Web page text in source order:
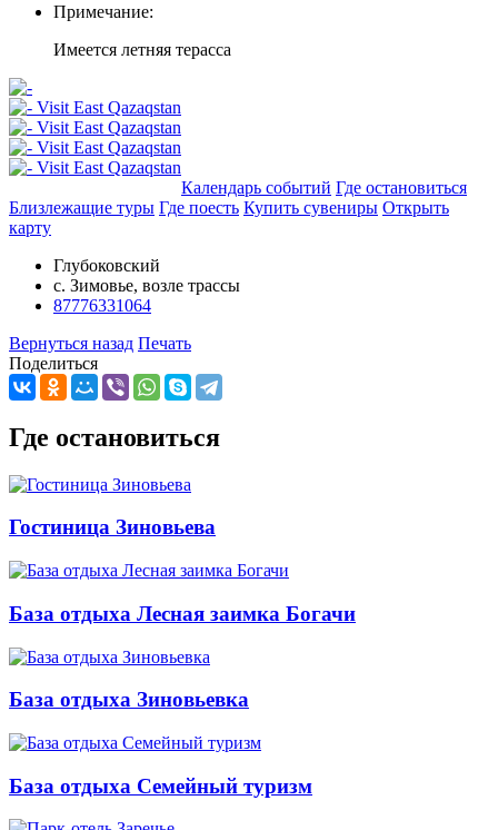
Примечание:
Имеется летняя терасса
Календарь событий Где остановиться
Близлежащие туры Где поесть Купить сувениры Открыть
карту
Глубоковский
c. Зимовье, возле трассы
87776331064
Вернуться назад Печать
Поделиться
Где остановиться
Гостиница Зиновьева
База отдыха Лесная заимка Богачи
База отдыха Зиновьевка
База отдыха Семейный туризм